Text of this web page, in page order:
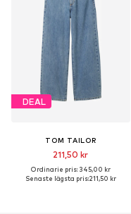
DEAL
TOM TAILOR
211,50 kr
Ordinarie pris: 345,00 kr
Senaste lägsta pris:211,50 kr